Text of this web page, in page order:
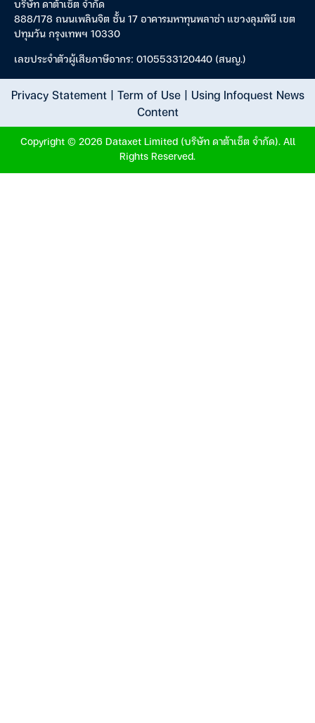
บริษัท ดาต้าเซ็ต จำกัด
888/178 ถนนเพลินจิต ชั้น 17 อาคารมหาทุนพลาซ่า แขวงลุมพินี เขต
ปทุมวัน กรุงเทพฯ 10330
เลขประจำตัวผู้เสียภาษีอากร: 0105533120440 (สนญ.)
Privacy Statement| Term of Use| Using Infoquest News
Content
Copyright © 2026 Dataxet Limited (บริษัท ดาต้าเซ็ต จำกัด). All
Rights Reserved.